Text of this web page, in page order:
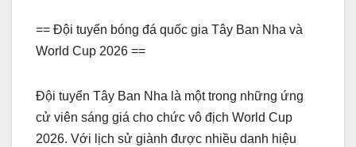
== Đội tuyển bóng đá quốc gia Tây Ban Nha và
World Cup 2026 ==
Đội tuyển Tây Ban Nha là một trong những ứng
cử viên sáng giá cho chức vô địch World Cup
2026. Với lịch sử giành được nhiều danh hiệu